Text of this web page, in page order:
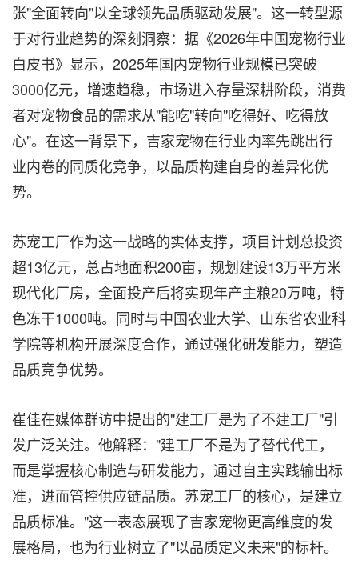
张"全面转向"以全球领先品质驱动发展"。这一转型源
于对行业趋势的深刻洞察：据《2026年中国宠物行业
白皮书》显示，2025年国内宠物行业规模已突破
3000亿元，增速趋稳，市场进入存量深耕阶段，消费
者对宠物食品的需求从"能吃"转向"吃得好、吃得放
心"。在这一背景下，吉家宠物在行业内率先跳出行
业内卷的同质化竞争，以品质构建自身的差异化优
势。
苏宠工厂作为这一战略的实体支撑，项目计划总投资
超13亿元，总占地面积200亩，规划建设13万平方米
现代化厂房，全面投产后将实现年产主粮20万吨，特
色冻干1000吨。同时与中国农业大学、山东省农业科
学院等机构开展深度合作，通过强化研发能力，塑造
品质竞争优势。
崔佳在媒体群访中提出的"建工厂是为了不建工厂"引
发广泛关注。他解释："建工厂不是为了替代代工，
而是掌握核心制造与研发能力，通过自主实践输出标
准，进而管控供应链品质。苏宠工厂的核心，是建立
品质标准。"这一表态展现了吉家宠物更高维度的发
展格局，也为行业树立了"以品质定义未来"的标杆。